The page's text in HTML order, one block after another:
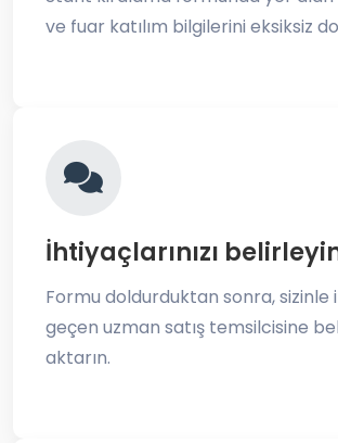
ve fuar katılım bilgilerini eksiksiz
İhtiyaçlarınızı
Formu doldurduktan sonra, sizinle
geçen uzman satış temsilcisine
aktarın.